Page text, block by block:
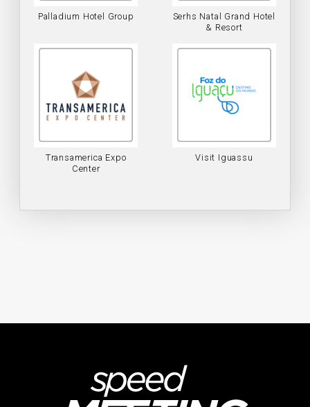
Palladium Hotel Group
Serhs Natal Grand Hotel
& Resort
Transamerica Expo
Center
Visit Iguassu